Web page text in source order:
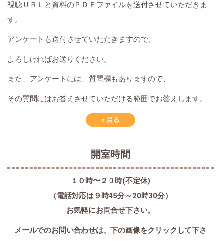
視聴ＵＲＬと資料のＰＤＦファイルを送付させていただきま
す。
アンケートも送付させていただきますので、
よろしければお送りください。
また、アンケートには、質問欄もありますので、
その質問にはお答えさせていただける範囲でお答えします。
« 戻る
開室時間
１０時〜２０時(不定休)
（電話対応は９時45分～20時30分）
お気軽にお問合せ下さい。
メールでのお問い合わせは、 下の画像をクリックして下さ